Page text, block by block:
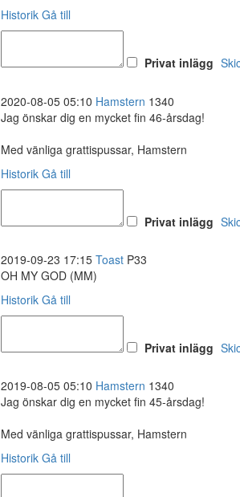
Historik Gå till
Privat inlägg
2020-08-05 05:10 Hamstern 1340
Jag önskar dig en mycket fin 46-årsdag!
Med vänliga grattispussar, Hamstern
Historik Gå till
Privat inlägg
2019-09-23 17:15 Toast P33
OH MY GOD (MM)
Historik Gå till
Privat inlägg
2019-08-05 05:10 Hamstern 1340
Jag önskar dig en mycket fin 45-årsdag!
Med vänliga grattispussar, Hamstern
Historik Gå till